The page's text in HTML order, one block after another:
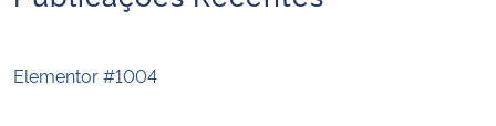
Elementor #1004